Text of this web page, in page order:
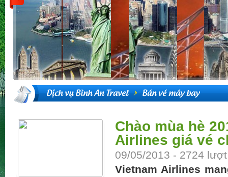
Dịch vụ Bình An Travel Bán vé máy bay
Chào mùa hè
Airlines giá vé
09/05/2013 - 2724
Vietnam Airlines